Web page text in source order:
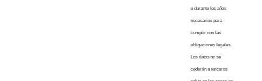
o durante los años
necesarios para
cumplir con las
obligaciones legales.
Los datos no se
cederán a terceros